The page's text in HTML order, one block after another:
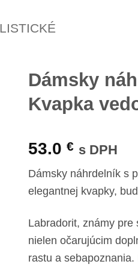
Dámsky
Kvapka
53.0 € s DPH
Dámsky náhrdelník s
elegantnej kvapky,
Labradorit, známy
nielen očarujúcim
rastu a